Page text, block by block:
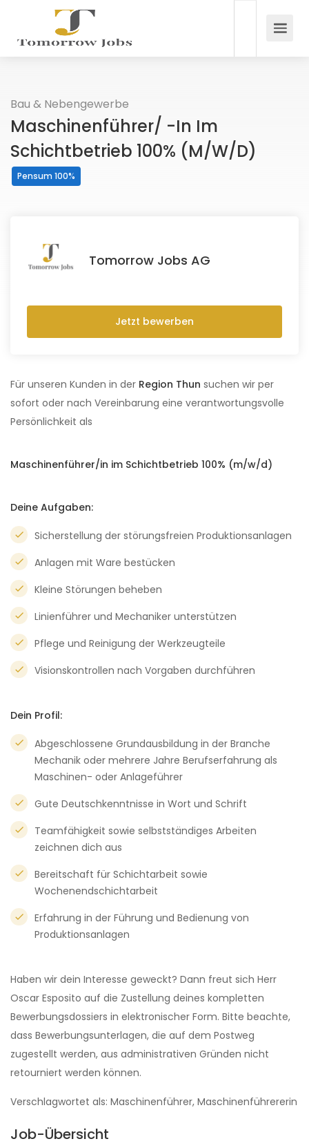
Bau & Nebengewerbe
Maschinenführer/ -in Im
Schichtbetrieb 100% (m/w/d)
Pensum 100%
Tomorrow Jobs AG
Jetzt bewerben
Für unseren Kunden in der Region Thun suchen wir per
sofort oder nach Vereinbarung eine verantwortungsvolle
Persönlichkeit als
Maschinenführer/in im Schichtbetrieb 100% (m/w/d)
Deine Aufgaben:
Sicherstellung der störungsfreien Produktionsanlagen
Anlagen mit Ware bestücken
Kleine Störungen beheben
Linienführer und Mechaniker unterstützen
Pflege und Reinigung der Werkzeugteile
Visionskontrollen nach Vorgaben durchführen
Dein Profil:
Abgeschlossene Grundausbildung in der Branche
Mechanik oder mehrere Jahre Berufserfahrung als
Maschinen- oder Anlageführer
Gute Deutschkenntnisse in Wort und Schrift
Teamfähigkeit sowie selbstständiges Arbeiten
zeichnen dich aus
Bereitschaft für Schichtarbeit sowie
Wochenendschichtarbeit
Erfahrung in der Führung und Bedienung von
Produktionsanlagen
Haben wir dein Interesse geweckt? Dann freut sich Herr
Oscar Esposito auf die Zustellung deines kompletten
Bewerbungsdossiers in elektronischer Form. Bitte beachte,
dass Bewerbungsunterlagen, die auf dem Postweg
zugestellt werden, aus administrativen Gründen nicht
retourniert werden können.
Verschlagwortet als: Maschinenführer, Maschinenführererin
Job-Übersicht